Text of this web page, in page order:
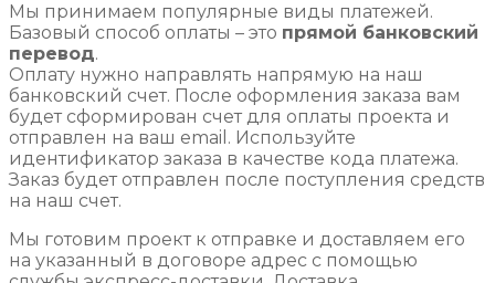
Мы принимаем популярные виды платежей.
Базовый способ оплаты – это прямой банковский
перевод.
Оплату нужно направлять напрямую на наш
банковский счет. После оформления заказа вам
будет сформирован счет для оплаты проекта и
отправлен на ваш email. Используйте
идентификатор заказа в качестве кода платежа.
Заказ будет отправлен после поступления средств
на наш счет.
Мы готовим проект к отправке и доставляем его
на указанный в договоре адрес с помощью